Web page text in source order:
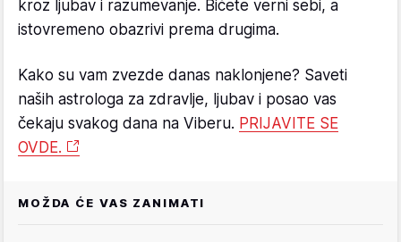
kroz ljubav i razumevanje. Bićete verni sebi, a
istovremeno obazrivi prema drugima.
Kako su vam zvezde danas naklonjene? Saveti
naših astrologa za zdravlje, ljubav i posao vas
čekaju svakog dana na Viberu. PRIJAVITE SE
OVDE.
MOŽDA ĆE VAS ZANIMATI